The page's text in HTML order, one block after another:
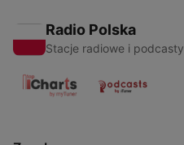
Radio Polska
Stacje radiowe i podcasty